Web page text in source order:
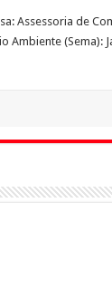
Assessoria de
Ambiente (Sema):